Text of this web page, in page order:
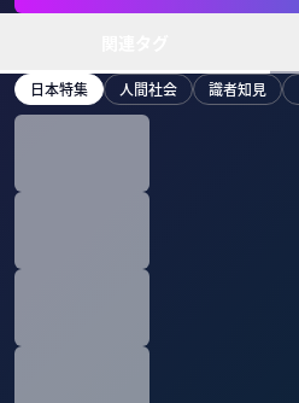
日本特集 人間社会 識者知見